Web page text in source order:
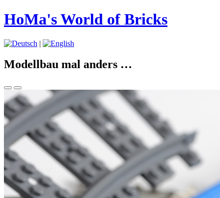
HoMa's World of Bricks
|
Modellbau mal anders …